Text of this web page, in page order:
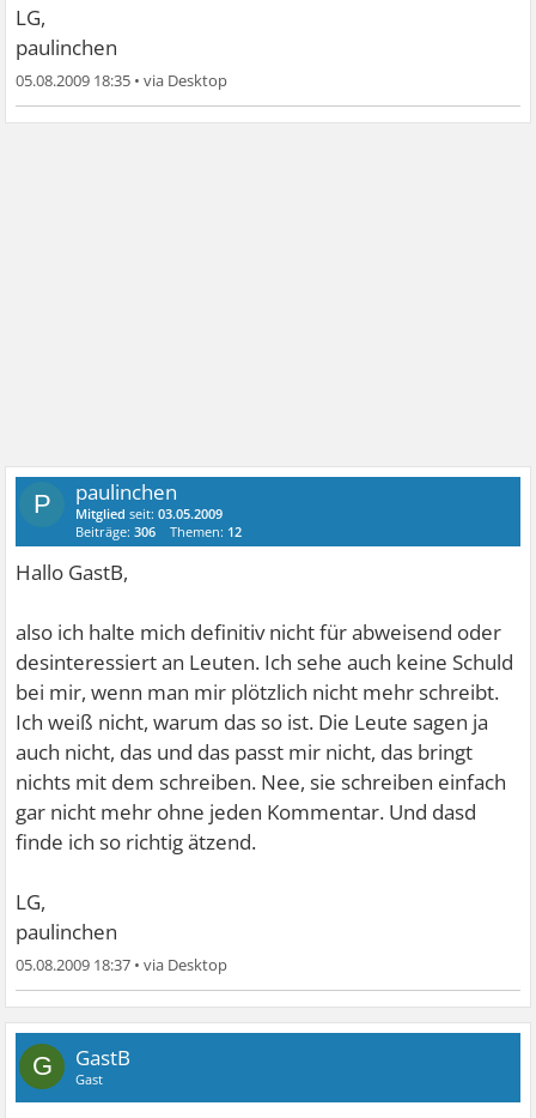
LG,
paulinchen
05.08.2009 18:35 •
P paulinchen
Mitglied seit:03.05.2009
Beiträge:306 Themen: 12
Hallo GastB,
also ich halte mich definitiv nicht für abweisend oder
desinteressiert an Leuten. Ich sehe auch keine Schuld
bei mir, wenn man mir plötzlich nicht mehr schreibt.
Ich weiß nicht, warum das so ist. Die Leute sagen ja
auch nicht, das und das passt mir nicht, das bringt
nichts mit dem schreiben. Nee, sie schreiben einfach
gar nicht mehr ohne jeden Kommentar. Und dasd
finde ich so richtig ätzend.
LG,
paulinchen
05.08.2009 18:37 •
G GastB
Gast